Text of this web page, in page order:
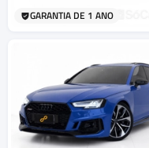
GARANTIA DE 1 ANO